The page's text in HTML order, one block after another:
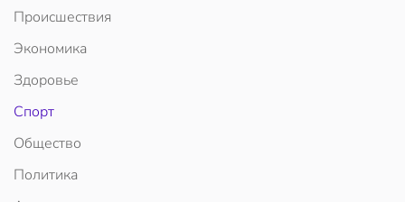
Происшествия
Экономика
Здоровье
Спорт
Общество
Политика